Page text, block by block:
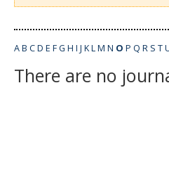
AB CD E FG H I J KLM N O P Q R S T
There are no